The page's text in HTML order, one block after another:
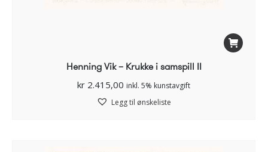
Henning Vik – Krukke i samspill II
kr 2.415,00 inkl. 5% kunstavgift
Legg til ønskeliste